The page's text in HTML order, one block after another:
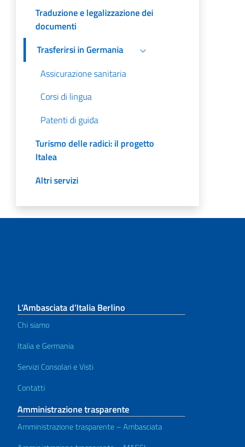
Traduzione e legalizzazione dei
documenti
Trasferirsi in Germania
Assicurazione sanitaria
Corsi di lingua
Patenti di guida
Turismo delle radici: il progetto
Italea
Altri servizi
L’Ambasciata d’Italia Berlino
Chi siamo
Italia e Germania
Servizi Consolari e Visti
Contatti
Amministrazione trasparente
Amministrazione trasparente – Ambasciata